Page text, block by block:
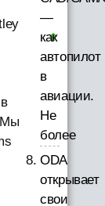
Мы
—
как
автопилот
в
авиации.
Не
более
ODA
открывает
свои